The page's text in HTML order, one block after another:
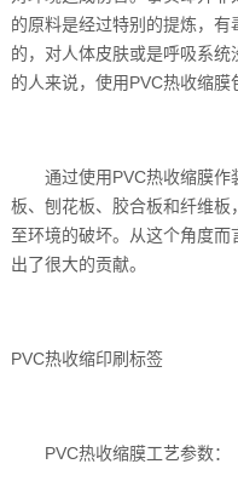
的原料是经过特别的提炼，
的，对人体皮肤或是呼吸系
的人来说，使用PVC热收缩膜
通过使用PVC热收缩膜作
板、刨花板、胶合板和纤维
至环境的破坏。从这个角度
出了很大的贡献。
PVC热收缩印刷标签
PVC热收缩膜工艺参数：